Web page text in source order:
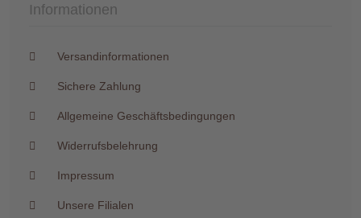
Informationen
Versandinformationen
Sichere Zahlung
Allgemeine Geschäftsbedingungen
Widerrufsbelehrung
Impressum
Unsere Filialen